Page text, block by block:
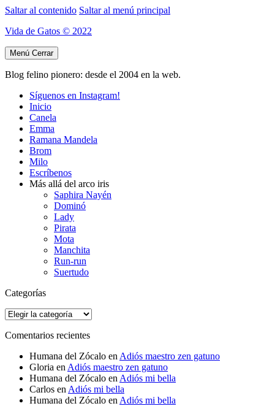
Saltar al contenido Saltar al menú principal
Vida de Gatos © 2022
Menú Cerrar
Blog felino pionero: desde el 2004 en la web.
Síguenos en Instagram!
Inicio
Canela
Emma
Ramana Mandela
Brom
Milo
Escríbenos
Más allá del arco iris
Saphira Nayén
Dominó
Lady
Pirata
Mota
Manchita
Run-run
Suertudo
Categorías
Categorías
Comentarios recientes
Humana del Zócalo en Adiós maestro zen gatuno
Gloria en Adiós maestro zen gatuno
Humana del Zócalo en Adiós mi bella
Carlos en Adiós mi bella
Humana del Zócalo en Adiós mi bella